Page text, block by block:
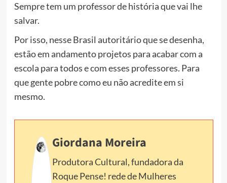
Sempre tem um professor de história que vai lhe
salvar.
Por isso, nesse Brasil autoritário que se desenha,
estão em andamento projetos para acabar com a
escola para todos e com esses professores. Para
que gente pobre como eu não acredite em si
mesmo.
Giordana Moreira
Produtora Cultural, fundadora da
Roque Pense! rede de Mulheres